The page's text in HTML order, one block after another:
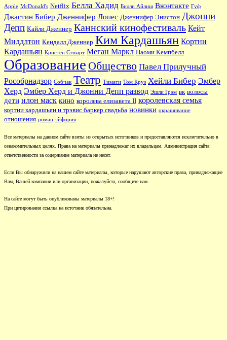
Apple McDonald's Netflix Белла Хадид Билли Айлиш Вконтакте Гуф
Джастин Бибер Дженнифер Лопес Дженнифер Энистон Джонни
Депп Кайли Дженнер Каннский кинофестиваль Кейт
Миддлтон Кендалл Дженнер Ким Кардашьян Кортни
Кардашьян Кристен Стюарт Меган Маркл Наоми Кемпбелл
Образование Общество Павел Прилучный
Рособрнадзор Собчак Театр Тимати Том Круз Хейли Бибер Эмбер
Херд Эмбер Херд и Джонни Депп развод Эшли Грэм вк волосы
дети илон маск кино королева елизавета II королевская семья
кортни кардашьян и трэвис баркер свадьба новинки окрашивание
отношения роман эйфория
Все материалы на данном сайте взяты из открытых источников и предоставляются исключительно в
ознакомительных целях. Права на материалы принадлежат их владельцам. Администрация сайта
ответственности за содержание материала не несет.
Если Вы обнаружили на нашем сайте материалы, которые нарушают авторские права, принадлежащие
Вам, Вашей компании или организации, пожалуйста, сообщите нам.
На сайте могут быть опубликованы материалы 18+!
При цитировании ссылка на источник обязательна.